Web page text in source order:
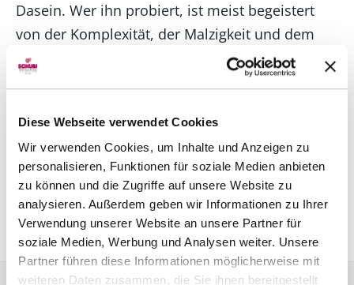
Diese Webseite verwendet Cookies
Wir verwenden Cookies, um Inhalte und Anzeigen zu
personalisieren, Funktionen für soziale Medien anbieten
zu können und die Zugriffe auf unsere Website zu
analysieren. Außerdem geben wir Informationen zu Ihrer
Verwendung unserer Website an unsere Partner für
soziale Medien, Werbung und Analysen weiter. Unsere
Partner führen diese Informationen möglicherweise mit
weiteren Daten zusammen, die Sie ihnen bereitgestellt
Dasein. Wer ihn probiert, ist meist begeistert
von der Komplexität, der Malzigkeit und dem
langen Nachklang. Seit 1894 wird hier bei Elgin
produziert und der Longmorn ist einer der
Regal, so dass es nicht überrascht, dass hier mit
acht Pot Stills gearbeitet wird und grosse Menge
an Alkohol erzeugt wird. Seit 1977 ist Longmorn
im Besitz von Seagram und zählt damit heute
zum Unternehmen Pernod Ricard.